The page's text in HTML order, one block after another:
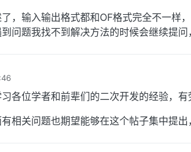
，输入输出格式都和OF格式完全不一样
问题我找不到解决方法的时候会继续提问
各位学者和前辈们的二次开发的经验，
相关问题也期望能够在这个帖子集中提出